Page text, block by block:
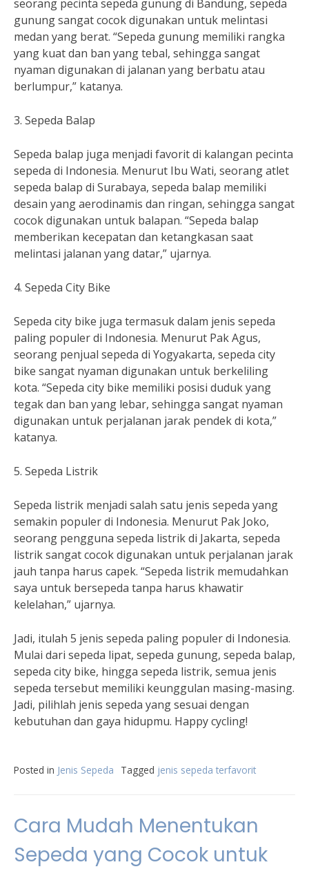
seorang pecinta sepeda gunung di Bandung, sepeda
gunung sangat cocok digunakan untuk melintasi
medan yang berat. “Sepeda gunung memiliki rangka
yang kuat dan ban yang tebal, sehingga sangat
nyaman digunakan di jalanan yang berbatu atau
berlumpur,” katanya.
3. Sepeda Balap
Sepeda balap juga menjadi favorit di kalangan pecinta
sepeda di Indonesia. Menurut Ibu Wati, seorang atlet
sepeda balap di Surabaya, sepeda balap memiliki
desain yang aerodinamis dan ringan, sehingga sangat
cocok digunakan untuk balapan. “Sepeda balap
memberikan kecepatan dan ketangkasan saat
melintasi jalanan yang datar,” ujarnya.
4. Sepeda City Bike
Sepeda city bike juga termasuk dalam jenis sepeda
paling populer di Indonesia. Menurut Pak Agus,
seorang penjual sepeda di Yogyakarta, sepeda city
bike sangat nyaman digunakan untuk berkeliling
kota. “Sepeda city bike memiliki posisi duduk yang
tegak dan ban yang lebar, sehingga sangat nyaman
digunakan untuk perjalanan jarak pendek di kota,”
katanya.
5. Sepeda Listrik
Sepeda listrik menjadi salah satu jenis sepeda yang
semakin populer di Indonesia. Menurut Pak Joko,
seorang pengguna sepeda listrik di Jakarta, sepeda
listrik sangat cocok digunakan untuk perjalanan jarak
jauh tanpa harus capek. “Sepeda listrik memudahkan
saya untuk bersepeda tanpa harus khawatir
kelelahan,” ujarnya.
Jadi, itulah 5 jenis sepeda paling populer di Indonesia.
Mulai dari sepeda lipat, sepeda gunung, sepeda balap,
sepeda city bike, hingga sepeda listrik, semua jenis
sepeda tersebut memiliki keunggulan masing-masing.
Jadi, pilihlah jenis sepeda yang sesuai dengan
kebutuhan dan gaya hidupmu. Happy cycling!
Posted in Jenis Sepeda Tagged jenis sepeda terfavorit
Cara Mudah Menentukan
Sepeda yang Cocok untuk